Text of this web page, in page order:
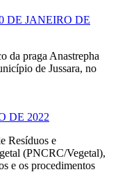
DE JANEIRO DE
da praga Anastrepha
de Jussara, no
DE 2022
Resíduos e
(PNCRC/Vegetal),
e os procedimentos